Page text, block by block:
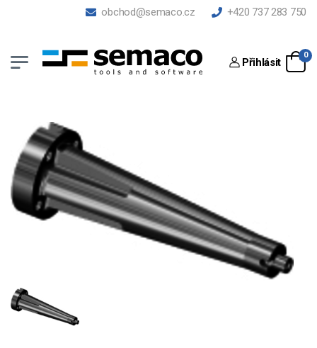
obchod@semaco.cz +420 737 283 750
Přihlásit
0